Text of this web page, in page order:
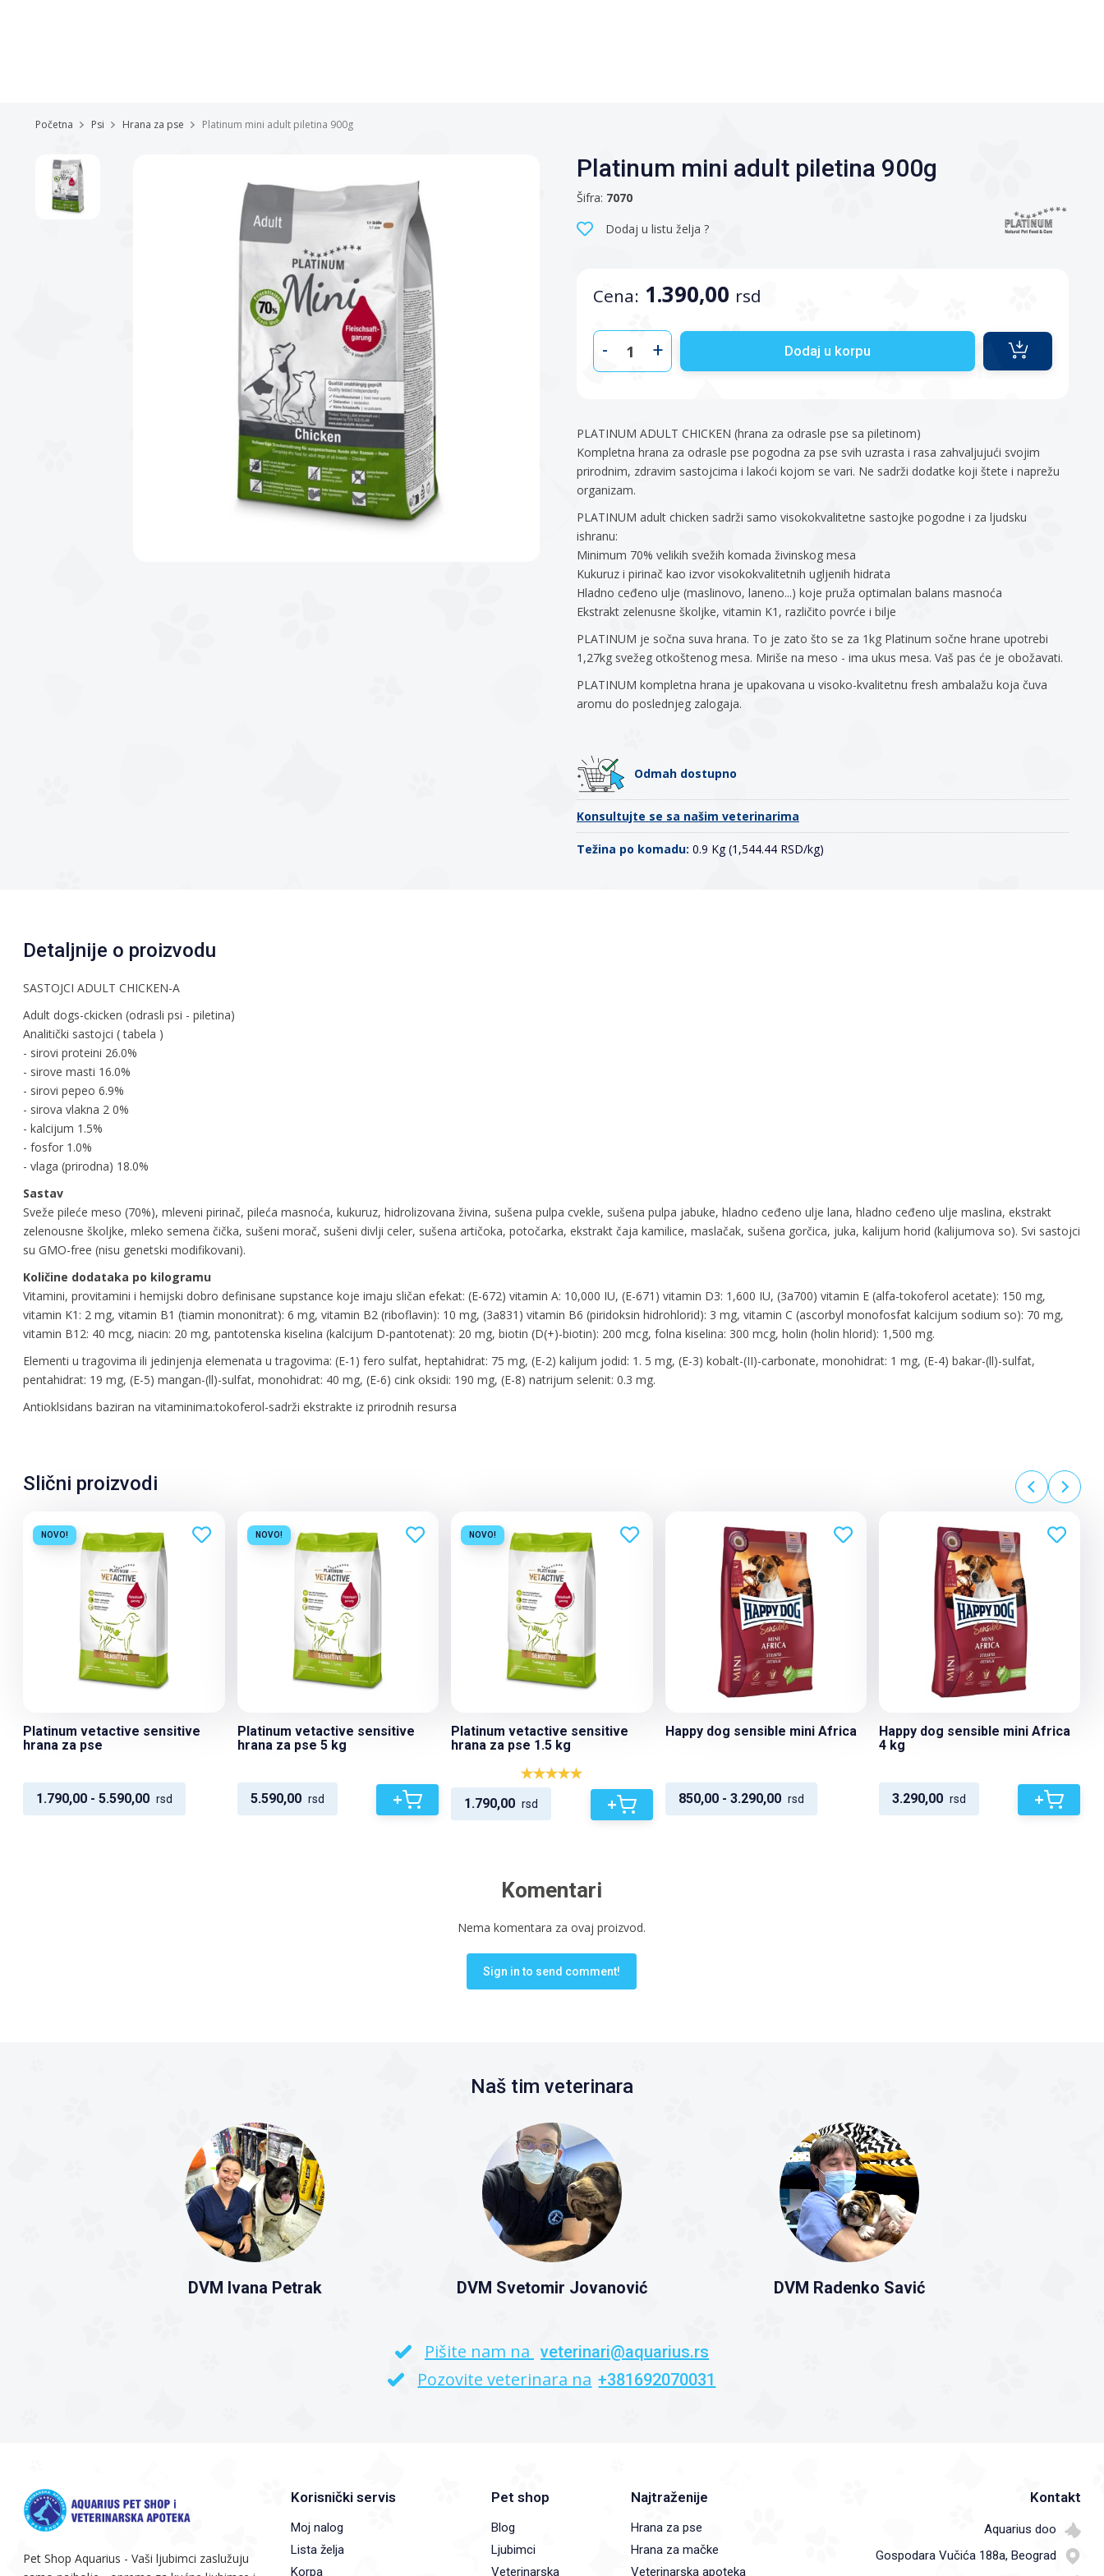
Početna Psi Hrana za pse Platinum mini adult piletina 900g
Platinum mini adult piletina 900g
Šifra: 7070
Dodaj u listu želja ?
Cena: 1.390,00 rsd
- + Dodaj u korpu
PLATINUM ADULT CHICKEN (hrana za odrasle pse sa piletinom)
Kompletna hrana za odrasle pse pogodna za pse svih uzrasta i rasa zahvaljujući svojim
prirodnim, zdravim sastojcima i lakoći kojom se vari. Ne sadrži dodatke koji štete i naprežu
organizam.
PLATINUM adult chicken sadrži samo visokokvalitetne sastojke pogodne i za ljudsku
ishranu:
Minimum 70% velikih svežih komada živinskog mesa
Kukuruz i pirinač kao izvor visokokvalitetnih ugljenih hidrata
Hladno ceđeno ulje (maslinovo, laneno...) koje pruža optimalan balans masnoća
Ekstrakt zelenusne školjke, vitamin K1, različito povrće i bilje
PLATINUM je sočna suva hrana. To je zato što se za 1kg Platinum sočne hrane upotrebi
1,27kg svežeg otkoštenog mesa. Miriše na meso - ima ukus mesa. Vaš pas će je obožavati.
PLATINUM kompletna hrana je upakovana u visoko-kvalitetnu fresh ambalažu koja čuva
aromu do poslednjeg zalogaja.
Odmah dostupno
Konsultujte se sa našim veterinarima
Težina po komadu: 0.9 Kg (1,544.44 RSD/kg)
Detaljnije o proizvodu
SASTOJCI ADULT CHICKEN-A
Adult dogs-ckicken (odrasli psi - piletina)
Analitički sastojci ( tabela )
- sirovi proteini 26.0%
- sirove masti 16.0%
- sirovi pepeo 6.9%
- sirova vlakna 2 0%
- kalcijum 1.5%
- fosfor 1.0%
- vlaga (prirodna) 18.0%
Sastav
Sveže pileće meso (70%), mleveni pirinač, pileća masnoća, kukuruz, hidrolizovana živina, sušena pulpa cvekle, sušena pulpa jabuke, hladno ceđeno ulje lana, hladno ceđeno ulje maslina, ekstrakt
zelenousne školjke, mleko semena čička, sušeni morač, sušeni divlji celer, sušena artičoka, potočarka, ekstrakt čaja kamilice, maslačak, sušena gorčica, juka, kalijum horid (kalijumova so). Svi sastojci
su GMO-free (nisu genetski modifikovani).
Količine dodataka po kilogramu
Vitamini, provitamini i hemijski dobro definisane supstance koje imaju sličan efekat: (E-672) vitamin A: 10,000 IU, (E-671) vitamin D3: 1,600 IU, (3a700) vitamin E (alfa-tokoferol acetate): 150 mg,
vitamin K1: 2 mg, vitamin B1 (tiamin mononitrat): 6 mg, vitamin B2 (riboflavin): 10 mg, (3a831) vitamin B6 (piridoksin hidrohlorid): 3 mg, vitamin C (ascorbyl monofosfat kalcijum sodium so): 70 mg,
vitamin B12: 40 mcg, niacin: 20 mg, pantotenska kiselina (kalcijum D-pantotenat): 20 mg, biotin (D(+)-biotin): 200 mcg, folna kiselina: 300 mcg, holin (holin hlorid): 1,500 mg.
Elementi u tragovima ili jedinjenja elemenata u tragovima: (E-1) fero sulfat, heptahidrat: 75 mg, (E-2) kalijum jodid: 1. 5 mg, (E-3) kobalt-(II)-carbonate, monohidrat: 1 mg, (E-4) bakar-(ll)-sulfat,
pentahidrat: 19 mg, (E-5) mangan-(ll)-sulfat, monohidrat: 40 mg, (E-6) cink oksidi: 190 mg, (E-8) natrijum selenit: 0.3 mg.
Antioklsidans baziran na vitaminima:tokoferol-sadrži ekstrakte iz prirodnih resursa
Slični proizvodi
NOVO!
Platinum vetactive sensitive
hrana za pse
1.790,00 - 5.590,00 rsd
NOVO!
Platinum vetactive sensitive
hrana za pse 5 kg
5.590,00 rsd +
NOVO!
Platinum vetactive sensitive
hrana za pse 1.5 kg
1.790,00 rsd +
Happy dog sensible mini Africa
850,00 - 3.290,00 rsd
Happy dog sensible mini Africa
4 kg
3.290,00 rsd +
Komentari
Nema komentara za ovaj proizvod.
Sign in to send comment!
Naš tim veterinara
DVM Ivana Petrak DVM Svetomir Jovanović DVM Radenko Savić
Pišite nam na veterinari@aquarius.rs
Pozovite veterinara na +381692070031
Pet Shop Aquarius - Vaši ljubimci zaslužuju
Korisnički servis
Moj nalog
Lista želja
Korpa
Pet shop
Blog
Ljubimci
Veterinarska
Najtraženije
Hrana za pse
Hrana za mačke
Veterinarska apoteka
Kontakt
Aquarius doo
Gospodara Vučića 188a, Beograd